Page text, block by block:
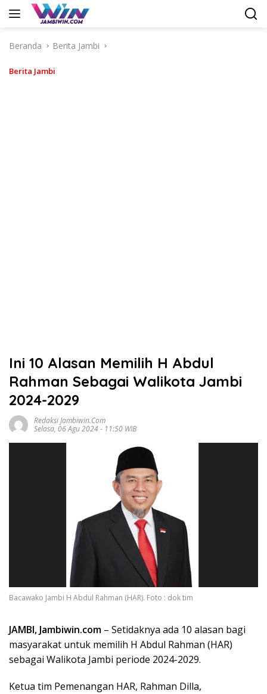
Langsung
Beranda
Berita Jambi
Berita Jambi
Ini 10 Alasan Memilih H Abdul
Rahman Sebagai Walikota Jambi
2024-2029
Redaksi Jambiwin.com
Selasa, 06 Agu 2024 - 11:50 WIB
Bacawako Jambi H Abdul Rahman (HAR). Foto : dok tim
JAMBI, Jambiwin.com – Setidaknya ada 10 alasan bagi
masyarakat untuk memilih H Abdul Rahman (HAR)
sebagai Walikota Jambi periode 2024-2029.
Ketua tim Pemenangan HAR, Rahman Dilla,